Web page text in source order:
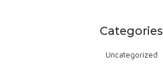
Categories
Uncategorized